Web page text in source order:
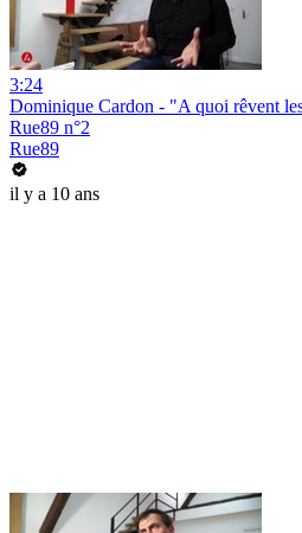
3:24
Dominique Cardon - "A quoi rêvent
Rue89 n°2
Rue89
il y a 10 ans